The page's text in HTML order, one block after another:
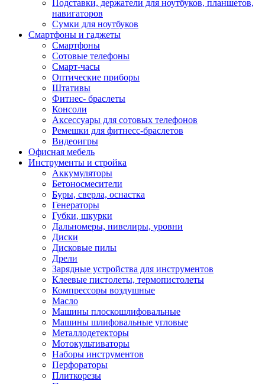
Подставки, держатели для ноутбуков, планшетов,
навигаторов
Сумки для ноутбуков
Смартфоны и гаджеты
Смартфоны
Сотовые телефоны
Смарт-часы
Оптические приборы
Штативы
Фитнес- браслеты
Консоли
Аксессуары для сотовых телефонов
Ремешки для фитнесс-браслетов
Видеоигры
Офисная мебель
Инструменты и стройка
Аккумуляторы
Бетоносмесители
Буры, сверла, оснастка
Генераторы
Губки, шкурки
Дальномеры, нивелиры, уровни
Диски
Дисковые пилы
Дрели
Зарядные устройства для инструментов
Клеевые пистолеты, термопистолеты
Компрессоры воздушные
Масло
Машины плоскошлифовальные
Машины шлифовальные угловые
Металлодетекторы
Мотокультиваторы
Наборы инструментов
Перфораторы
Плиткорезы